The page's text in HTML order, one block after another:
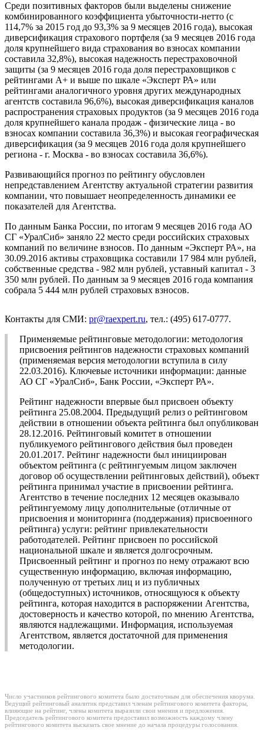
Среди позитивных факторов были выделены снижение
комбинированного коэффициента убыточности-нетто (с
114,7% за 2015 год до 93,3% за 9 месяцев 2016 года), высокая
диверсификация страхового портфеля (за 9 месяцев 2016 года
доля крупнейшего вида страхования во взносах компании
составила 32,8%), высокая надежность перестраховочной
защиты (за 9 месяцев 2016 года доля перестраховщиков с
рейтингами А+ и выше по шкале «Эксперт РА» или
рейтингами аналогичного уровня других международных
агентств составила 96,6%), высокая диверсификация каналов
распространения страховых продуктов (за 9 месяцев 2016 года
доля крупнейшего канала продаж - физические лица - во
взносах компании составила 36,3%) и высокая географическая
диверсификация (за 9 месяцев 2016 года доля крупнейшего
региона - г. Москва - во взносах составила 36,6%).
Развивающийся прогноз по рейтингу обусловлен
непредставлением Агентству актуальной стратегии развития
компании, что повышает неопределенность динамики ее
показателей для Агентства.
По данным Банка России, по итогам 9 месяцев 2016 года АО
СГ «УралСиб» заняло 22 место среди российских страховых
компаний по величине взносов. По данным «Эксперт РА», на
30.09.2016 активы страховщика составили 17 984 млн рублей,
собственные средства - 982 млн рублей, уставный капитал - 3
350 млн рублей. По данным за 9 месяцев 2016 года компания
собрала 5 444 млн рублей страховых взносов.
Контакты для СМИ: pr@raexpert.ru, тел.: (495) 617-0777.
Применяемые рейтинговые методологии: методология
присвоения рейтингов надежности страховых компаний
(применяемая версия методологии вступила в силу
22.03.2016). Ключевые источники информации: данные
АО СГ «УралСиб», Банк России, «Эксперт РА».
Рейтинг надежности впервые был присвоен объекту
рейтинга 25.08.2004. Предыдущий релиз о рейтинговом
действии в отношении объекта рейтинга был опубликован
28.12.2016. Рейтинговый комитет в отношении
публикуемого рейтингового действия был проведен
20.01.2017. Рейтинг надежности был инициирован
объектом рейтинга (с рейтингуемым лицом заключен
договор об осуществлении рейтинговых действий), объект
рейтинга принимал участие в присвоении рейтинга.
Агентство в течение последних 12 месяцев оказывало
рейтингуемому лицу дополнительные (отличные от
присвоения и мониторинга (поддержания) присвоенного
рейтинга) услуги: рейтинг привлекательности
работодателей. Рейтинг присвоен по российской
национальной шкале и является долгосрочным.
Присвоенный рейтинг и прогноз по нему отражают всю
существенную информацию, включая информацию,
полученную от третьих лиц и из публичных
(общедоступных) источников, относящуюся к объекту
рейтинга, которая находится в распоряжении Агентства,
достоверность и качество которой, по мнению Агентства,
являются надлежащими. Информация, используемая
Агентством, является достаточной для применения
методологии.
Число участников рейтингового комитета было достаточным для обеспечения кворума.
Ведущий рейтинговый аналитик представил членам рейтингового комитета факторы,
влияющие на рейтинг, члены комитета выразили свои мнения и предложения.
Председатель рейтингового комитета предоставил возможность каждому члену
рейтингового комитета высказать свое мнение до начала процедуры голосования.